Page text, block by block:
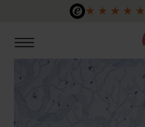
Zum Hauptinhalt springen
★ ★ ★ ★ ★